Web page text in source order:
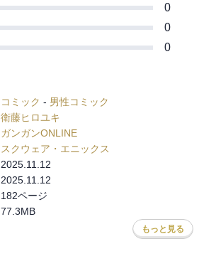
0
0
0
コミック - 男性コミック
衛藤ヒロユキ
ガンガンONLINE
スクウェア・エニックス
2025.11.12
2025.11.12
182ページ
77.3MB
もっと見る